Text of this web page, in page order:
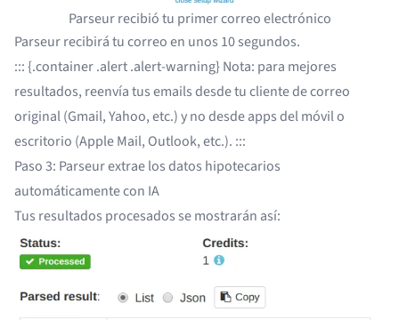
Parseur recibió tu primer correo electrónico
Parseur recibirá tu correo en unos 10 segundos.
::: {.container .alert .alert-warning} Nota: para mejores
resultados, reenvía tus emails desde tu cliente de correo
original (Gmail, Yahoo, etc.) y no desde apps del móvil o
escritorio (Apple Mail, Outlook, etc.). :::
Paso 3: Parseur extrae los datos hipotecarios
automáticamente con IA
Tus resultados procesados se mostrarán así: